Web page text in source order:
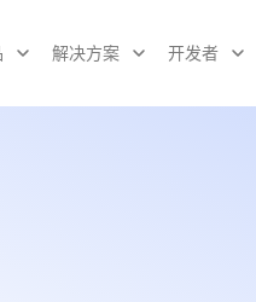
解决方案 开发者